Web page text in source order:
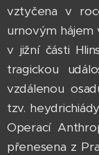
vztyčena v
urnovým hájem
v jižní části
tragickou
vzdálenou
tzv.
Operací
přenesena z